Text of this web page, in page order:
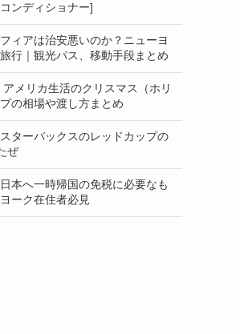
ンディショナー]
ィアは治安悪いのか？ニューヨ
行｜観光パス、移動手段まとめ
メリカ生活のクリスマス（ホリ
の相場や渡し方まとめ
ターバックスのレッドカップの
ぜ
日本へ一時帰国の免税に必要なも
ーク在住者必見